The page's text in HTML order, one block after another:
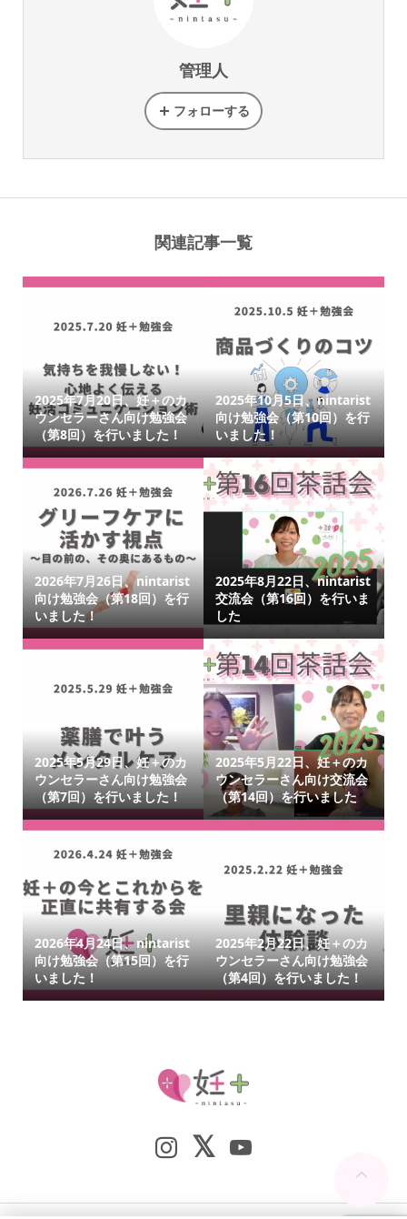
管理人
フォローする
関連記事一覧
2025年7月20日、妊＋のカ
ウンセラーさん向け勉強会
（第8回）を行いました！
2025年10月5日、nintarist
向け勉強会（第10回）を行
いました！
2026年7月26日、nintarist
向け勉強会（第18回）を行
いました！
2025年8月22日、nintarist
交流会（第16回）を行いま
した
2025年5月29日、妊＋のカ
ウンセラーさん向け勉強会
（第7回）を行いました！
2025年5月22日、妊＋のカ
ウンセラーさん向け交流会
（第14回）を行いました
2026年4月24日、nintarist
向け勉強会（第15回）を行
いました！
2025年2月22日、妊＋のカ
ウンセラーさん向け勉強会
（第4回）を行いました！